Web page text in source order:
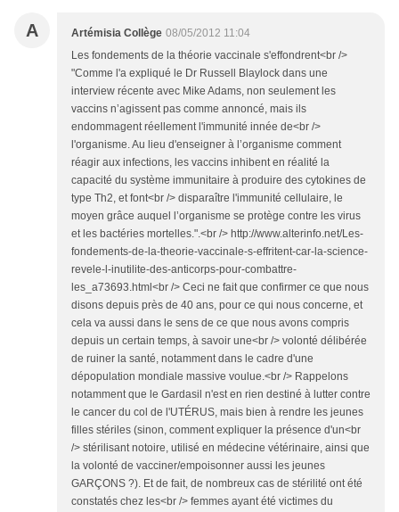
A Artémisia Collège 08/05/2012 11:04
Les fondements de la théorie vaccinale s'effondrent<br />
"Comme l'a expliqué le Dr Russell Blaylock dans une
interview récente avec Mike Adams, non seulement les
vaccins n’agissent pas comme annoncé, mais ils
endommagent réellement l'immunité innée de<br />
l'organisme. Au lieu d'enseigner à l’organisme comment
réagir aux infections, les vaccins inhibent en réalité la
capacité du système immunitaire à produire des cytokines de
type Th2, et font<br /> disparaître l'immunité cellulaire, le
moyen grâce auquel l’organisme se protège contre les virus
et les bactéries mortelles.".<br /> http://www.alterinfo.net/Les-
fondements-de-la-theorie-vaccinale-s-effritent-car-la-science-
revele-l-inutilite-des-anticorps-pour-combattre-
les_a73693.html<br /> Ceci ne fait que confirmer ce que nous
disons depuis près de 40 ans, pour ce qui nous concerne, et
cela va aussi dans le sens de ce que nous avons compris
depuis un certain temps, à savoir une<br /> volonté délibérée
de ruiner la santé, notamment dans le cadre d'une
dépopulation mondiale massive voulue.<br /> Rappelons
notamment que le Gardasil n'est en rien destiné à lutter contre
le cancer du col de l'UTÉRUS, mais bien à rendre les jeunes
filles stériles (sinon, comment expliquer la présence d'un<br
/> stérilisant notoire, utilisé en médecine vétérinaire, ainsi que
la volonté de vacciner/empoisonner aussi les jeunes
GARÇONS ?). Et de fait, de nombreux cas de stérilité ont été
constatés chez les<br /> femmes ayant été victimes du